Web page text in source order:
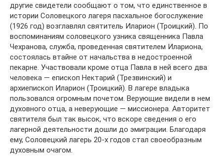
другие свидетели сообщают о том, что единственное в
истории Соловецкого лагеря пасхальное богослужение
(1926 год) возглавлял святитель Иларион (Троицкий). По
воспоминаниям соловецкого узника священника Павла
Чехранова, служба, проведенная святителем Илариона,
состоялась втайне от начальства в недостроенной
пекарне. Участвовали кроме отца Павла в ней всего два
человека — епископ Нектарий (Трезвинский) и
архиепископ Иларион (Троицкий). В лагере владыка
пользовался огромным почетом. Верующие видели в нем
духовного отца, а неверующие — миссионера. Авторитет
святителя был так высок, что вскоре сведения о его
лагерной деятельности дошли до эмиграции. Благодаря
ему, Соловецкий лагерь 20-х годов стал своеобразным
духовным очагом.